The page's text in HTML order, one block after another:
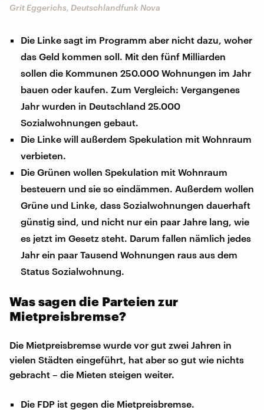
Grit Eggerichs, Deutschlandfunk Nova
Die Linke sagt im Programm aber nicht dazu, woher
das Geld kommen soll. Mit den fünf Milliarden
sollen die Kommunen 250.000 Wohnungen im Jahr
bauen oder kaufen. Zum Vergleich: Vergangenes
Jahr wurden in Deutschland 25.000
Sozialwohnungen gebaut.
Die Linke will außerdem Spekulation mit Wohnraum
verbieten.
Die Grünen wollen Spekulation mit Wohnraum
besteuern und sie so eindämmen. Außerdem wollen
Grüne und Linke, dass Sozialwohnungen dauerhaft
günstig sind, und nicht nur ein paar Jahre lang, wie
es jetzt im Gesetz steht. Darum fallen nämlich jedes
Jahr ein paar Tausend Wohnungen raus aus dem
Status Sozialwohnung.
Was sagen die Parteien zur
Mietpreisbremse?
Die Mietpreisbremse wurde vor gut zwei Jahren in
vielen Städten eingeführt, hat aber so gut wie nichts
gebracht – die Mieten steigen weiter.
Die FDP ist gegen die Mietpreisbremse.